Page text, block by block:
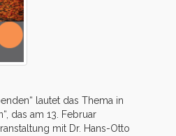
lautet das Thema in
das am 13. Februar
mit Dr. Hans-Otto